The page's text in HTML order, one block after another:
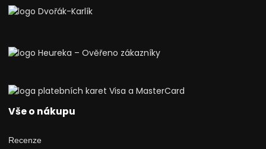
Vše o nákupu
Recenze